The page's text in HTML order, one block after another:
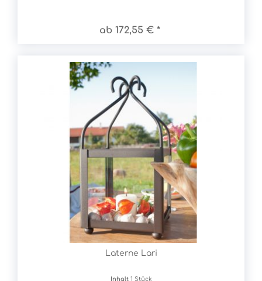
ab 172,55 € *
Laterne Lari
Inhalt 1 Stück